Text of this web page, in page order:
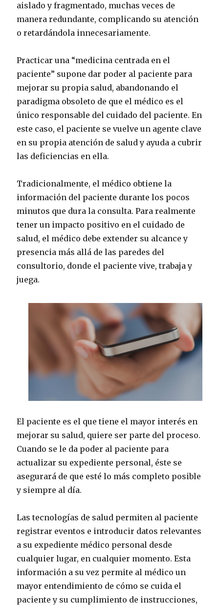
aislado y fragmentado, muchas veces de
manera redundante, complicando su atención
o retardándola innecesariamente.
Practicar una “medicina centrada en el
paciente” supone dar poder al paciente para
mejorar su propia salud, abandonando el
paradigma obsoleto de que el médico es el
único responsable del cuidado del paciente. En
este caso, el paciente se vuelve un agente clave
en su propia atención de salud y ayuda a cubrir
las deficiencias en ella.
Tradicionalmente, el médico obtiene la
información del paciente durante los pocos
minutos que dura la consulta. Para realmente
tener un impacto positivo en el cuidado de
salud, el médico debe extender su alcance y
presencia más allá de las paredes del
consultorio, donde el paciente vive, trabaja y
juega.
El paciente es el que tiene el mayor interés en
mejorar su salud, quiere ser parte del proceso.
Cuando se le da poder al paciente para
actualizar su expediente personal, éste se
asegurará de que esté lo más completo posible
y siempre al día.
Las tecnologías de salud permiten al paciente
registrar eventos e introducir datos relevantes
a su expediente médico personal desde
cualquier lugar, en cualquier momento. Esta
información a su vez permite al médico un
mayor entendimiento de cómo se cuida el
paciente y su cumplimiento de instrucciones,